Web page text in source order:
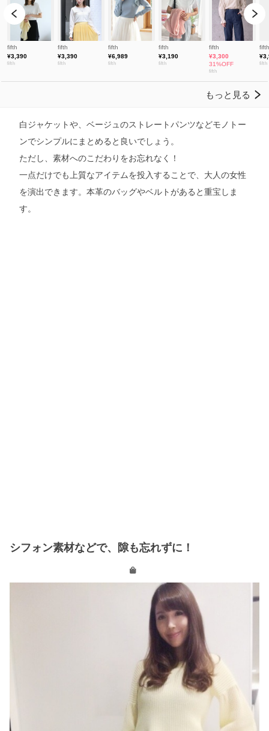
白ジャケットや、ベージュのストレートパンツなどモノトー
ンでシンプルにまとめると良いでしょう。
ただし、素材へのこだわりをお忘れなく！
一点だけでも上質なアイテムを投入することで、大人の女性
を演出できます。本革のバッグやベルトがあると重宝しま
す。
シフォン素材などで、隙も忘れずに！